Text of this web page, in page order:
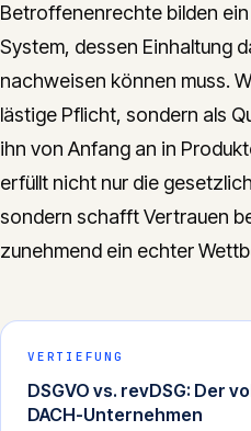
Betroffenenrechte bilden
System, dessen Einhaltung
nachweisen können muss.
lästige Pflicht, sondern als
ihn von Anfang an in
erfüllt nicht nur die
sondern schafft Vertrauen
zunehmend ein echter
VERTIEFUNG
DSGVO vs. revDSG: Der
DACH-Unternehmen